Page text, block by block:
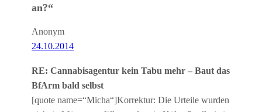
an?“
Anonym
24.10.2014
RE: Cannabisagentur kein Tabu mehr – Baut das
BfArm bald selbst
[quote name=“Micha“]Korrektur: Die Urteile wurden